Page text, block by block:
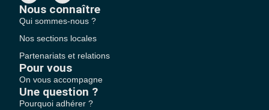
Nous connaître
Qui sommes-nous ?
Nos sections locales
Partenariats et relations
Pour vous
On vous accompagne
Une question ?
Pourquoi adhérer ?